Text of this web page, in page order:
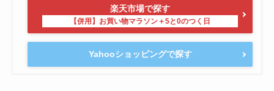
楽天市場で探す
Yahooショッピングで探す